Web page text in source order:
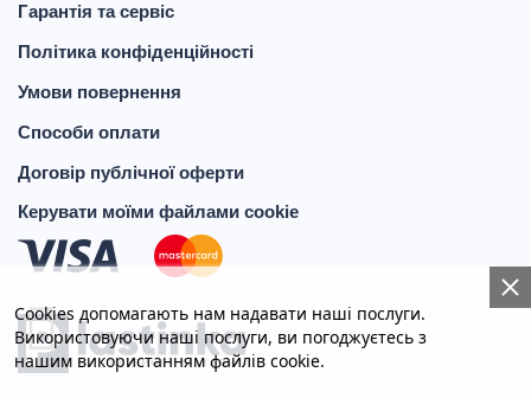
Cookies допомагають нам надавати наші послуги.
Використовуючи наші послуги, ви погоджуєтесь з
нашим використанням файлів cookie.
Гарантія та сервіс
Політика конфіденційності
Умови повернення
Способи оплати
Договір публічної оферти
Керувати моїми файлами cookie
КНОПКА
СВЯЗИ